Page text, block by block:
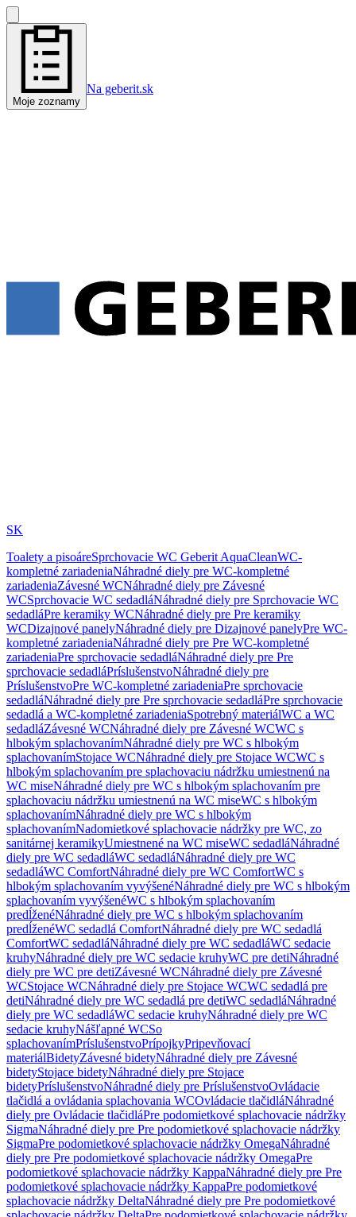
Moje zoznamy
Na geberit.sk
SK
Toalety a pisoáreSprchovacie WC Geberit AquaCleanWC-
kompletné zariadeniaNáhradné diely pre WC-kompletné
zariadeniaZávesné WCNáhradné diely pre Závesné
WCSprchovacie WC sedadláNáhradné diely pre Sprchovacie WC
sedadláPre keramiky WCNáhradné diely pre Pre keramiky
WCDizajnové panelyNáhradné diely pre Dizajnové panelyPre WC-
kompletné zariadeniaNáhradné diely pre Pre WC-kompletné
zariadeniaPre sprchovacie sedadláNáhradné diely pre Pre
sprchovacie sedadláPríslušenstvoNáhradné diely pre
PríslušenstvoPre WC-kompletné zariadeniaPre sprchovacie
sedadláNáhradné diely pre Pre sprchovacie sedadláPre sprchovacie
sedadlá a WC-kompletné zariadeniaSpotrebný materiálWC a WC
sedadláZávesné WCNáhradné diely pre Závesné WCWC s
hlbokým splachovanímNáhradné diely pre WC s hlbokým
splachovanímStojace WCNáhradné diely pre Stojace WCWC s
hlbokým splachovaním pre splachovaciu nádržku umiestnenú na
WC miseNáhradné diely pre WC s hlbokým splachovaním pre
splachovaciu nádržku umiestnenú na WC miseWC s hlbokým
splachovanímNáhradné diely pre WC s hlbokým
splachovanímNadomietkové splachovacie nádržky pre WC, zo
sanitárnej keramikyUmiestnené na WC miseWC sedadláNáhradné
diely pre WC sedadláWC sedadláNáhradné diely pre WC
sedadláWC ComfortNáhradné diely pre WC ComfortWC s
hlbokým splachovaním vyvýšenéNáhradné diely pre WC s hlbokým
splachovaním vyvýšenéWC s hlbokým splachovaním
predĺženéNáhradné diely pre WC s hlbokým splachovaním
predĺženéWC sedadlá ComfortNáhradné diely pre WC sedadlá
ComfortWC sedadláNáhradné diely pre WC sedadláWC sedacie
kruhyNáhradné diely pre WC sedacie kruhyWC pre detiNáhradné
diely pre WC pre detiZávesné WCNáhradné diely pre Závesné
WCStojace WCNáhradné diely pre Stojace WCWC sedadlá pre
detiNáhradné diely pre WC sedadlá pre detiWC sedadláNáhradné
diely pre WC sedadláWC sedacie kruhyNáhradné diely pre WC
sedacie kruhyNášľapné WCSo
splachovanímPríslušenstvoPrípojkyPripevňovací
materiálBidetyZávesné bidetyNáhradné diely pre Závesné
bidetyStojace bidetyNáhradné diely pre Stojace
bidetyPríslušenstvoNáhradné diely pre PríslušenstvoOvládacie
tlačidlá a ovládania splachovania WCOvládacie tlačidláNáhradné
diely pre Ovládacie tlačidláPre podomietkové splachovacie nádržky
SigmaNáhradné diely pre Pre podomietkové splachovacie nádržky
SigmaPre podomietkové splachovacie nádržky OmegaNáhradné
diely pre Pre podomietkové splachovacie nádržky OmegaPre
podomietkové splachovacie nádržky KappaNáhradné diely pre Pre
podomietkové splachovacie nádržky KappaPre podomietkové
splachovacie nádržky DeltaNáhradné diely pre Pre podomietkové